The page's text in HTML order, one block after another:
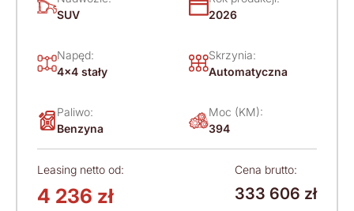
SUV
2026
Napęd:
4x4 stały
Skrzynia:
Automatyczna
Paliwo:
Benzyna
Moc (KM):
394
Leasing netto od:
4 236 zł
Cena brutto:
333 606 zł